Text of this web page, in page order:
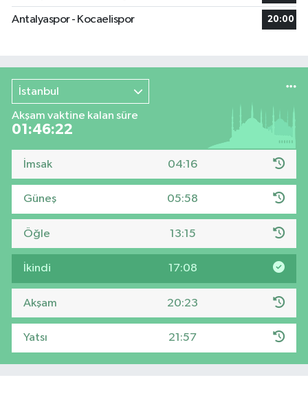
Antalyaspor - Kocaelispor 20:00
İstanbul
Akşam vaktine kalan süre
01:46:21
İmsak 04:16
Güneş 05:58
Öğle 13:15
İkindi 17:08
Akşam 20:23
Yatsı 21:57